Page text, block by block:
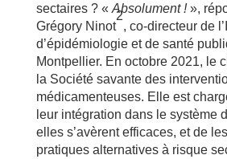
sectaires ? « Absolument !»,
Grégory Ninot
2
, co-directeur de
d’épidémiologie et de santé
Montpellier. En octobre 2021, le
la Société savante des
médicamenteuses. Elle est
leur intégration dans le système
elles s’avèrent efficaces, et de
pratiques alternatives à risque